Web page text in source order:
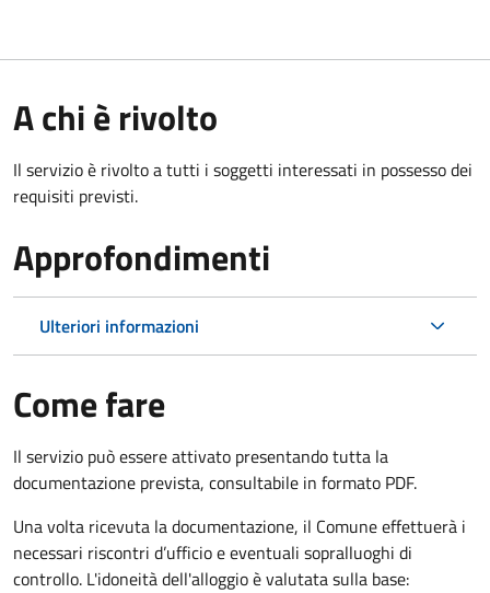
A chi è rivolto
Il servizio è rivolto a tutti i soggetti interessati in possesso dei
requisiti previsti.
Approfondimenti
Ulteriori informazioni
Come fare
Il servizio può essere attivato presentando tutta la
documentazione prevista, consultabile in formato PDF.
Una volta ricevuta la documentazione, il Comune effettuerà i
necessari riscontri d’ufficio e eventuali sopralluoghi di
controllo. L'idoneità dell'alloggio è valutata sulla base: